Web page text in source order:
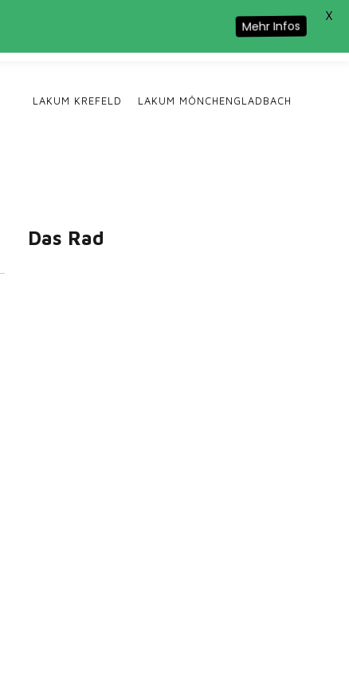
LAKUM KREFELD LAKUM MÖNCHENGLADBACH
Das Rad
Mehr Infos
X